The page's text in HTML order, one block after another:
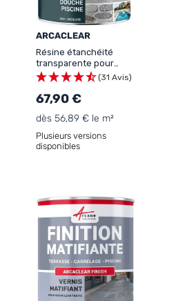
ARCACLEAR
Résine étanchéité
transparente pour
terrasse, carrelage,
piscine: ARCACLEAR
(31 Avis)
67,90 €
dès 56,89 € le m²
Plusieurs versions
disponibles